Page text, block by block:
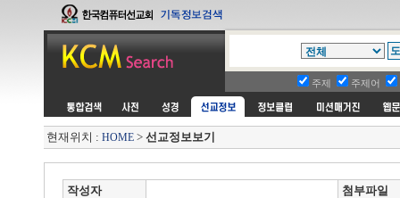
주제 주제어
현재위치 : HOME > 선교정보보기
작성자
첨부파일